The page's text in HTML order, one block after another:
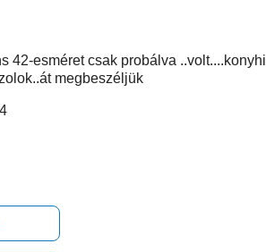
42-esméret csak probálva ..volt....konyhi
megbeszéljük